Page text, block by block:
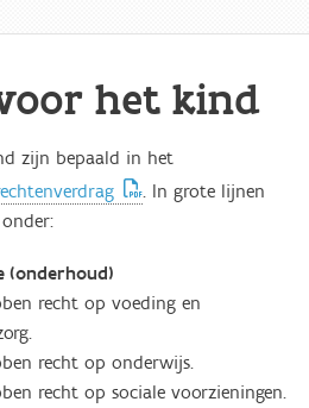
het kind
zijn bepaald in het
. In grote lijnen
(onderhoud)
recht op voeding en
recht op onderwijs.
recht op sociale voorzieningen.